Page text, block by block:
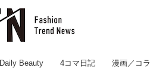
Daily Beauty 4コマ日記 漫画／コ